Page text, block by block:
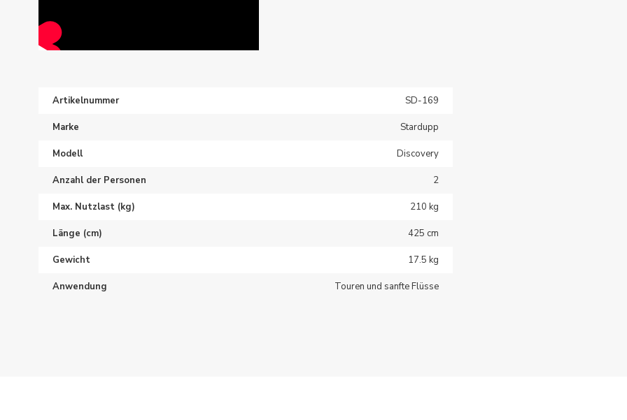
Artikelnummer SD-169
Marke Stardupp
Modell Discovery
Anzahl der Personen 2
Max. Nutzlast (kg) 210 kg
Länge (cm) 425 cm
Gewicht 17.5 kg
Anwendung Touren und sanfte Flüsse